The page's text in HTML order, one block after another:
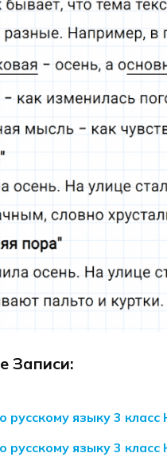
Записи:
русскому языку 3
русскому языку 3